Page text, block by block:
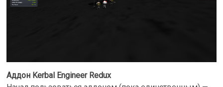
Аддон Kerbal Engineer Redux